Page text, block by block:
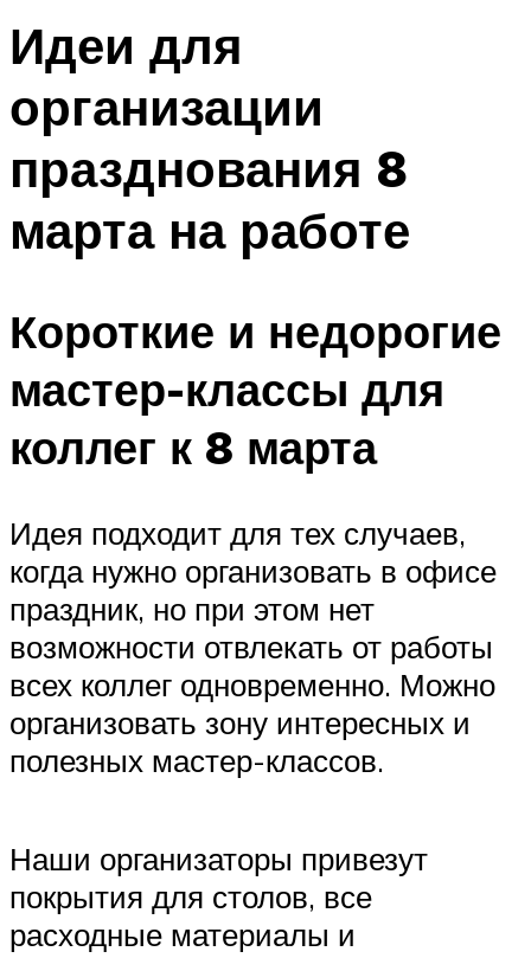
Праздничный стол
Меню
Идеи для
организации
празднования 8
марта на работе
Короткие и недорогие
мастер-классы для
коллег к 8 марта
Идея подходит для тех случаев,
когда нужно организовать в офисе
праздник, но при этом нет
возможности отвлекать от работы
всех коллег одновременно. Можно
организовать зону интересных и
полезных мастер-классов.
Наши организаторы привезут
покрытия для столов, все
расходные материалы и